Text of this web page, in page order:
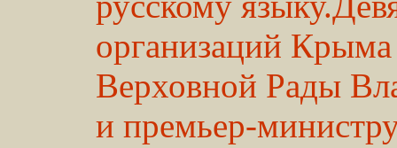
организаций Крыма
Верховной Рады
и премьер-